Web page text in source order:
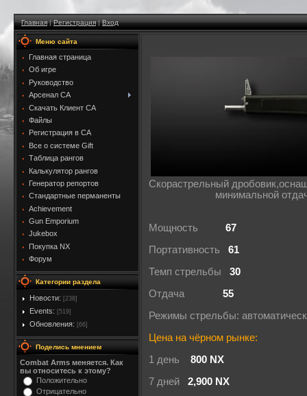
Главная|Регистрация|Вход
Меню сайта
Главная страница
Об игре
Руководство
Арсенал CA
Скачать Клиент CA
Файлы
Регистрация в CA
Все о системе Gift
Таблица рангов
Калькулятор рангов
Генератор репортов
Стандартные перманенты
Achievement
Gun Emporium
Jukebox
Покупка NX
Форум
Категории раздела
Новости: [238]
Events: [519]
Обновления: [66]
Поделись мнением
Combat Arms меняется. Как
вы относитесь к этому?
Положительно
Отрицательно
Скорастрельный
минимальной
Мощность 67
Портативность 61
Темп стрельбы 30
Отдача 55
Режимы стрельбы:
Цена на чёрном рынке:
1 день
800 NX
7 дней 2,900 NX